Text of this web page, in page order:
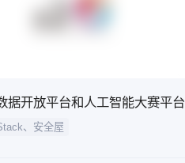
据开放平台和人工智能大赛平台
、安全屋